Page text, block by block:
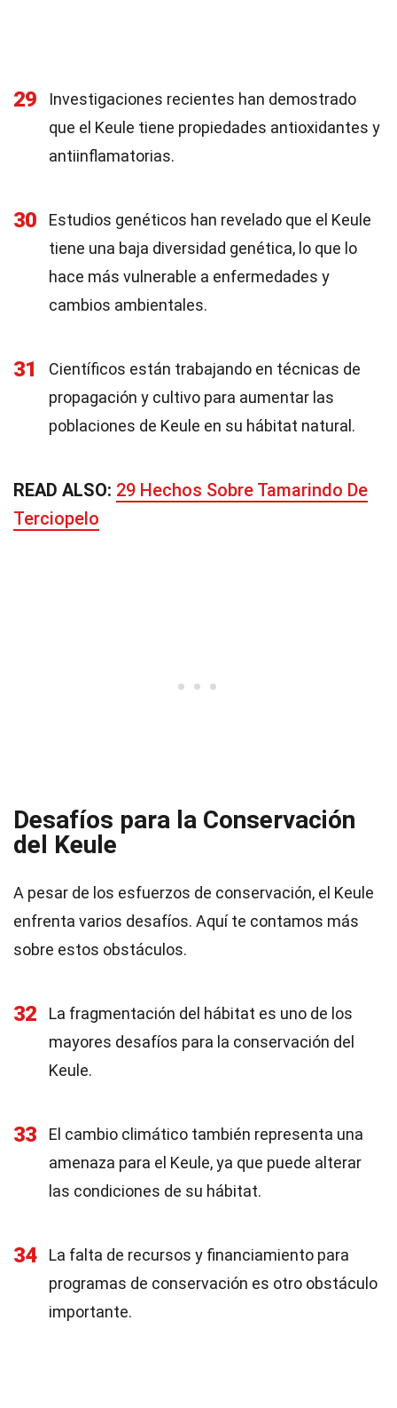
29
Investigaciones recientes han demostrado
que el Keule tiene propiedades antioxidantes y
antiinflamatorias.
30
Estudios genéticos han revelado que el Keule
tiene una baja diversidad genética, lo que lo
hace más vulnerable a enfermedades y
cambios ambientales.
31
Científicos están trabajando en técnicas de
propagación y cultivo para aumentar las
poblaciones de Keule en su hábitat natural.
READ ALSO: 29 Hechos Sobre Tamarindo De
Terciopelo
Desafíos para la Conservación
del Keule
A pesar de los esfuerzos de conservación, el Keule
enfrenta varios desafíos. Aquí te contamos más
sobre estos obstáculos.
32
La fragmentación del hábitat es uno de los
mayores desafíos para la conservación del
Keule.
33
El cambio climático también representa una
amenaza para el Keule, ya que puede alterar
las condiciones de su hábitat.
34
La falta de recursos y financiamiento para
programas de conservación es otro obstáculo
importante.